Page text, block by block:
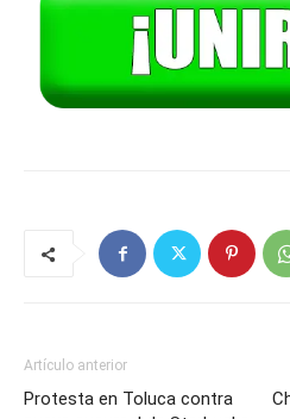
Artículo anterior
Protesta en Toluca contra